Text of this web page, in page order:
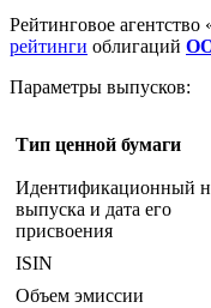
Рейтинговое
рейтинги облигаций
Параметры выпусков:
Тип ценной бумаги
Идентификационный
выпуска и дата его
присвоения
ISIN
Объем эмиссии